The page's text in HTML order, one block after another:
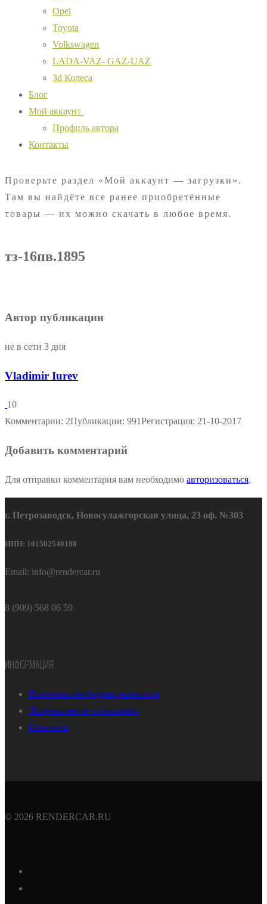
Opel
Toyota
Volkswagen
LADA-VAZ- GAZ-UAZ
3d Колеса
Блог
Мой аккаунт
Профиль автора
Контакты
Проверьте раздел «Мой аккаунт — загрузки».
Там вы найдёте все ранее приобретённые
товары — их можно скачать в любое время.
тз-16пв.1895
Автор публикации
не в сети 3 дня
Vladimir Iurev
10
Комментарии: 2Публикации: 991Регистрация: 21-10-2017
Добавить комментарий
Для отправки комментария вам необходимо авторизоваться.
г. Петрозаводск, Новосулажгорская улица, 23 оф. №303
ИНН: 101502540188
Email: info@rendercar.ru
8 (909) 568 06 59
ИНФОРМАЦИЯ
Политика конфиденциальности
Лицензионное соглашение
Контакты
© 2026 RENDERCAR.RU